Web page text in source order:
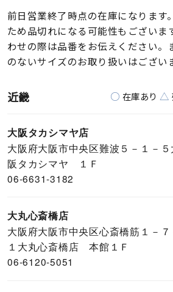
前日営業終了時点の在庫になります
ため品切れになる可能性もございま
わせの際は品番をお伝えください。
のないサイズのお取り扱いはござい
○ 在庫あり △
近畿
大阪タカシマヤ店
大阪府大阪市中央区難波５－１－５
阪タカシマヤ １Ｆ
06-6631-3182
大丸心斎橋店
大阪府大阪市中央区心斎橋筋１－７
１大丸心斎橋店 本館１Ｆ
06-6120-5051